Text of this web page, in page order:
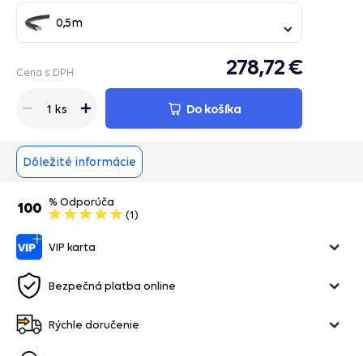
0,5m
Cena s DPH 278,72 €
1 ks Do košíka
Dôležité informácie
% Odporúča
(1)
100
VIP karta
Bezpečná platba online
Rýchle doručenie